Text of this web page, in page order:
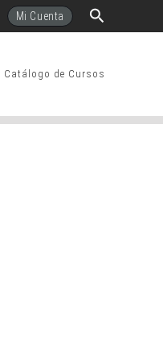
Mi Cuenta Buscar
Catálogo de Cursos